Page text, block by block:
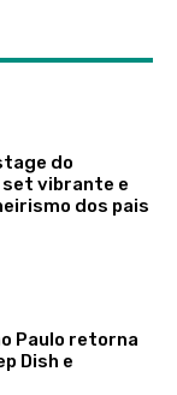
do
set vibrante e
dos pais
Paulo retorna
Dish e